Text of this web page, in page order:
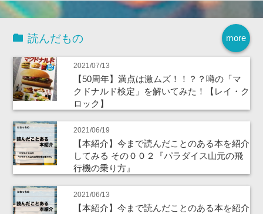
more
読んだもの
2021/07/13
【50周年】満点は激ムズ！！？？噂の「マ
クドナルド検定」を解いてみた！【レイ・ク
ロック】
2021/06/19
【本紹介】今まで読んだことのある本を紹介
してみる その００２『パラダイス山元の飛
行機の乗り方』
2021/06/13
【本紹介】今まで読んだことのある本を紹介